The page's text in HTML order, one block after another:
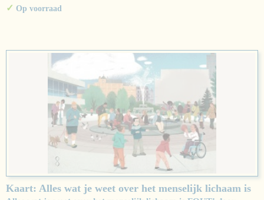
✓ Op voorraad
Kaart: Alles wat je weet over het menselijk lichaam is